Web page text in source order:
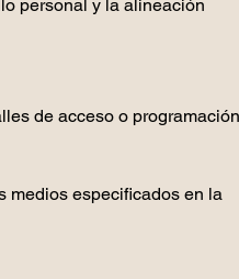
personal y la alineación
de acceso o
medios especificados en la